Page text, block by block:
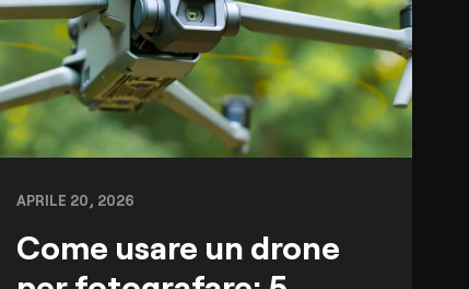
APRILE 20, 2026
Come usare un drone